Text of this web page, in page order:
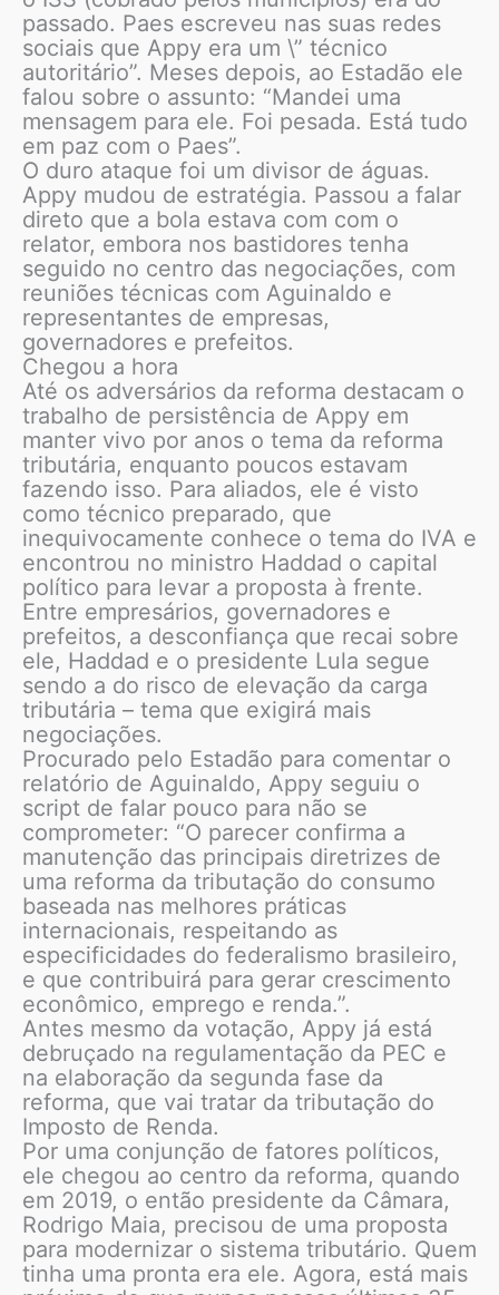
passado. Paes escreveu nas suas redes
sociais que Appy era um \” técnico
autoritário”. Meses depois, ao Estadão ele
falou sobre o assunto: “Mandei uma
mensagem para ele. Foi pesada. Está tudo
em paz com o Paes”.
O duro ataque foi um divisor de águas.
Appy mudou de estratégia. Passou a falar
direto que a bola estava com com o
relator, embora nos bastidores tenha
seguido no centro das negociações, com
reuniões técnicas com Aguinaldo e
representantes de empresas,
governadores e prefeitos.
Chegou a hora
Até os adversários da reforma destacam o
trabalho de persistência de Appy em
manter vivo por anos o tema da reforma
tributária, enquanto poucos estavam
fazendo isso. Para aliados, ele é visto
como técnico preparado, que
inequivocamente conhece o tema do IVA e
encontrou no ministro Haddad o capital
político para levar a proposta à frente.
Entre empresários, governadores e
prefeitos, a desconfiança que recai sobre
ele, Haddad e o presidente Lula segue
sendo a do risco de elevação da carga
tributária – tema que exigirá mais
negociações.
Procurado pelo Estadão para comentar o
relatório de Aguinaldo, Appy seguiu o
script de falar pouco para não se
comprometer: “O parecer confirma a
manutenção das principais diretrizes de
uma reforma da tributação do consumo
baseada nas melhores práticas
internacionais, respeitando as
especificidades do federalismo brasileiro,
e que contribuirá para gerar crescimento
econômico, emprego e renda.”.
Antes mesmo da votação, Appy já está
debruçado na regulamentação da PEC e
na elaboração da segunda fase da
reforma, que vai tratar da tributação do
Imposto de Renda.
Por uma conjunção de fatores políticos,
ele chegou ao centro da reforma, quando
em 2019, o então presidente da Câmara,
Rodrigo Maia, precisou de uma proposta
para modernizar o sistema tributário. Quem
tinha uma pronta era ele. Agora, está mais